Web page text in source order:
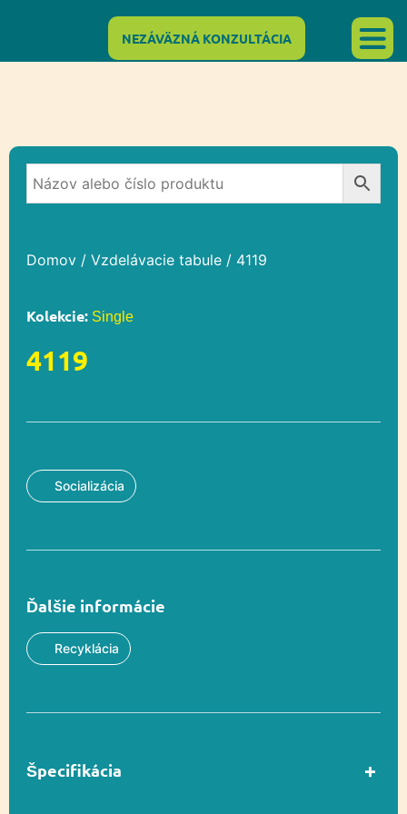
NEZÁVÄZNÁ KONZULTÁCIA
Domov / Vzdelávacie tabule / 4119
Kolekcie: Single
4119
Socializácia
Ďalšie informácie
Recyklácia
Špecifikácia